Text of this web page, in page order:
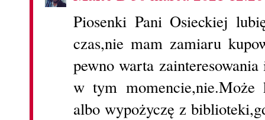
Piosenki Pani Osieckiej
czas,nie mam zamiaru
pewno warta
w tym momencie,nie.Może
albo wypożyczę z